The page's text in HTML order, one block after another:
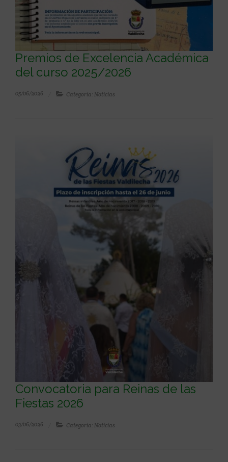
Premios de Excelencia Académica
del curso 2025/2026
05/06/2026 Categoría: Noticias
Convocatoria para Reinas de las
Fiestas 2026
03/06/2026 Categoría: Noticias